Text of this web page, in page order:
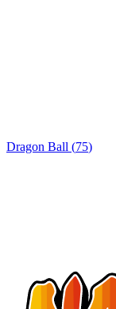
Dragon Ball (75)